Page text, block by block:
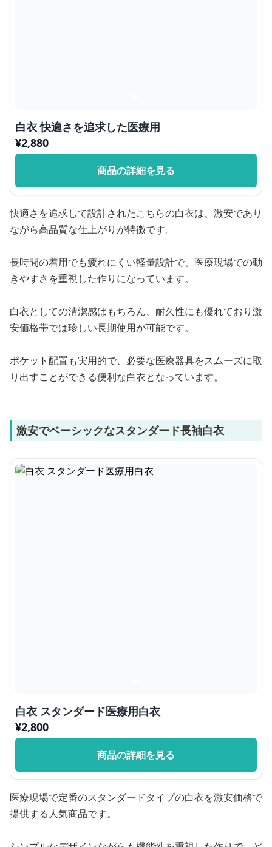
白衣 快適さを追求した医療用
¥2,880
商品の詳細を見る
快適さを追求して設計されたこちらの白衣は、激安であり
ながら高品質な仕上がりが特徴です。
長時間の着用でも疲れにくい軽量設計で、医療現場での動
きやすさを重視した作りになっています。
白衣としての清潔感はもちろん、耐久性にも優れており激
安価格帯では珍しい長期使用が可能です。
ポケット配置も実用的で、必要な医療器具をスムーズに取
り出すことができる便利な白衣となっています。
激安でベーシックなスタンダード長袖白衣
白衣 スタンダード医療用白衣
¥2,800
商品の詳細を見る
医療現場で定番のスタンダードタイプの白衣を激安価格で
提供する人気商品です。